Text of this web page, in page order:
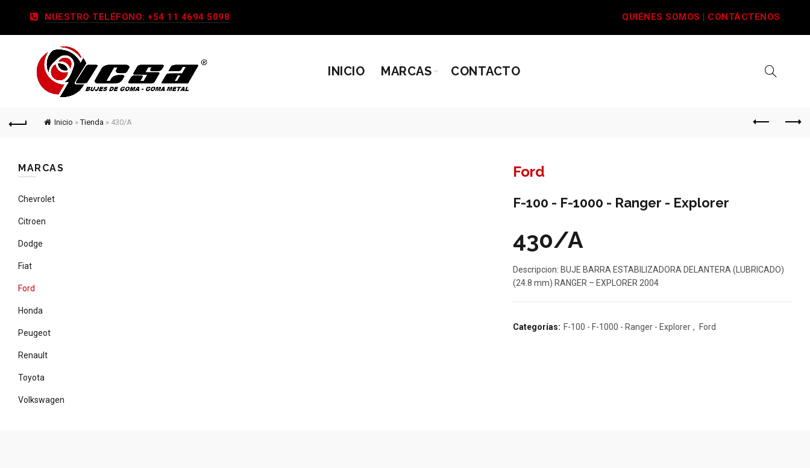
NUESTRO TELÉFONO: +54 11 4694 5098 QUIÉNES SOMOS | CONTÁCTENOS
INICIO MARCAS CONTACTO
Inicio »Tienda » 430/A
Ford
F-100 - F-1000 - Ranger - Explorer
430/A
Descripcion: BUJE BARRA ESTABILIZADORA DELANTERA (LUBRICADO)
(24.8 mm) RANGER – EXPLORER 2004
Categorías: F-100 - F-1000 - Ranger - Explorer , Ford
MARCAS
Chevrolet
Citroen
Dodge
Fiat
Ford
Honda
Peugeot
Renault
Toyota
Volkswagen